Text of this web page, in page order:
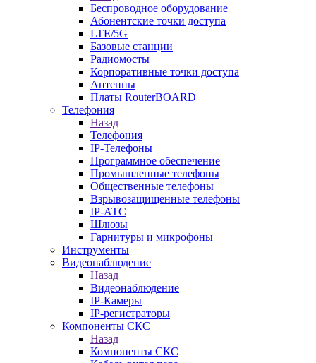
Беспроводное оборудование
Абонентские точки доступа
LTE/5G
Базовые станции
Радиомосты
Корпоративные точки доступа
Антенны
Платы RouterBOARD
Телефония
Назад
Телефония
IP-Телефоны
Программное обеспечение
Промышленные телефоны
Общественные телефоны
Взрывозащищенные телефоны
IP-АТС
Шлюзы
Гарнитуры и микрофоны
Инструменты
Видеонаблюдение
Назад
Видеонаблюдение
IP-Камеры
IP-регистраторы
Компоненты СКС
Назад
Компоненты СКС